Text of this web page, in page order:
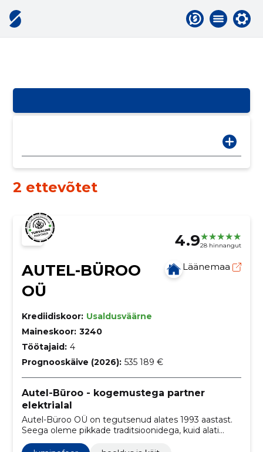
2 ettevõtet
4.928 hinnangut
AUTEL-BÜROO
OÜ
Läänemaa
Krediidiskoor: Usaldusväärne
Maineskoor: 3240
Töötajaid: 4
Prognooskäive (2026): 535 189 €
Autel-Büroo - kogemustega partner
elektrialal
Autel-Büroo OÜ on tegutsenud alates 1993 aastast.
Seega oleme pikkade traditsioonidega, kuid alati
tehnika arenguga kaasas käiv tugev- ja nõrkvoolutöid